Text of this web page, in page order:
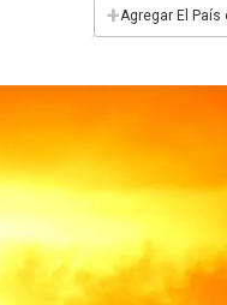
+Agregar El País